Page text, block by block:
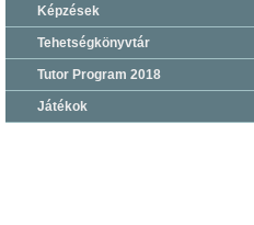
Képzések
Tehetségkönyvtár
Tutor Program 2018
Játékok